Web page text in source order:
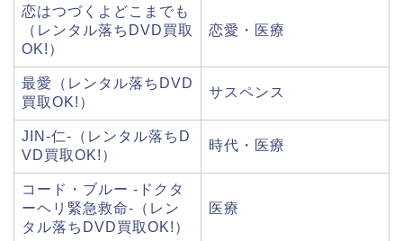
恋はつづくよどこまでも
（レンタル落ちDVD買取
OK!）
恋愛・医療
最愛（レンタル落ちDVD
買取OK!）
サスペンス
JIN-仁-（レンタル落ちD
VD買取OK!）
時代・医療
コード・ブルー -ドクタ
ーヘリ緊急救命-（レン
タル落ちDVD買取OK!）
医療